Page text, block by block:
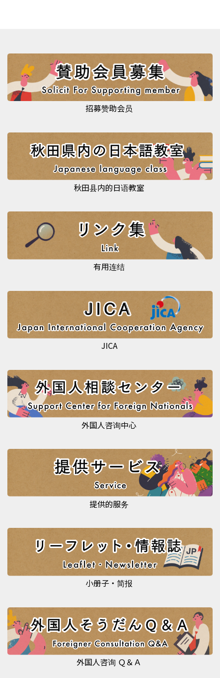
招募赞助会员
秋田县内的日语教室
有用连结
JICA
外国人咨询中心
提供的服务
小册子・简报
外国人咨询 Ｑ＆Ａ